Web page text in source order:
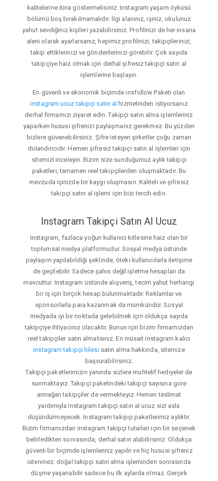
kalitelerine itina göstermelisiniz. Instagram yaşam öyküsü
bölümü boş bırakılmamalıdır. İlgi alanınız, işiniz, okulunuz
yahut sevdiğiniz kişileri yazabilirsiniz. Profilinizi de her insana
aleni olarak ayarlarsanız, hepimiz profilinizi, takipçilerinizi,
takip ettiklerinizi ve gönderilerinizi görebilir. Çok sayıda
takipçiye haiz olmak için derhal şifresiz takipçi satın al
işlemlerine başlayın.
En güvenli ve ekonomik biçimde insfollow Paketi olan
instagram ucuz takipçi satın al hizmetinden istiyorsanız
derhal firmamızı ziyaret edin. Takipçi satın alma işlemleriniz
yaparken hususi şifrenizi paylaşmanız gerekmez. Bu yüzden
bizlere güvenebilirsiniz. Şifre isteyen şirketler çoğu zaman
dolandırıcıdır. Hemen şifresiz takipçi satın al işlemleri için
sitemizi inceleyin. Bizim size sunduğumuz aylık takipçi
paketleri, tamamen reel takipçilerden oluşmaktadır. Bu
mevzuda içinizde bir kaygı oluşmasın. Kaliteli ve şifresiz
takipçi satın al işlemi için bizi tercih edin.
Instagram Takipçi Satın Al Ucuz
Instagram, fazlaca yoğun kullanıcı kitlesine haiz olan bir
toplumsal medya platformudur. Sosyal medya üstünde
paylaşım yapılabildiği şeklinde, öteki kullanıcılarla iletişime
de geçilebilir. Sadece şahıs değil işletme hesapları da
mevcuttur. Instagram üstünde alışveriş, tecim yahut herhangi
bir iş için birçok hesap bulunmaktadır. Reklamlar ve
sponsorlarla para kazanmak da mümkündür. Sosyal
medyada iyi bir noktada gelebilmek için oldukça sayıda
takipçiye ihtiyacınız olacaktır. Bunun için bizim firmamızdan
reel takipçiler satın almalısınız. En müsait instagram kalıcı
instagram takipçi hilesisatın alma hakkında, sitemize
başvurabilirsiniz.
Takipçi paketlerimizin yanında sizlere muhtelif hediyeler de
sunmaktayız. Takipçi paketindeki takipçi sayısına gore
armağan takipçiler de vermekteyiz. Hemen teslimat
yardımıyla Instagram takipçi satın al ucuz sizi asla
düşündürmeyecek. Instagram takipçi paketlerimiz aylıktır.
Bizim firmamızdan instagram takipçi tutarları için bir seçenek
belirledikten sonrasında, derhal satın alabilirsiniz. Oldukça
güvenli bir biçimde işlemleriniz yapılır ve hiç hususi şifreniz
istenmez. doğal takipçi satın alma işleminden sonrasında
düşme yaşanabilir sadece bu ilk aylarda olmaz. Gerçek